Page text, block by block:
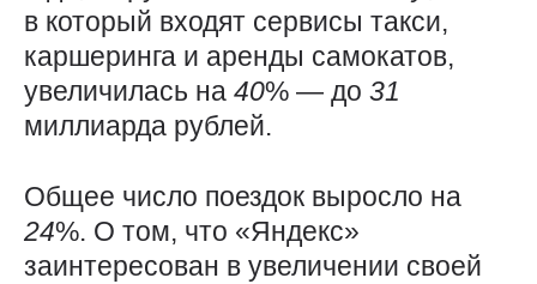
в который входят сервисы такси,
каршеринга и аренды самокатов,
увеличилась на 40% — до 31
миллиарда рублей.
Общее число поездок выросло на
24%. О том, что «Яндекс»
заинтересован в увеличении своей